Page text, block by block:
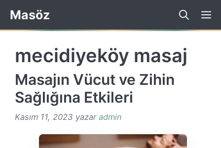
İçeriğe
atla
Masöz
mecidiyeköy masaj
Masajın Vücut ve Zihin
Sağlığına Etkileri
Kasım 11, 2023 yazar admin